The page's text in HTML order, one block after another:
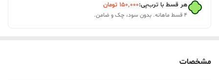
هر قسط با ترب‌پی:۱۵۰٬۰۰۰ تومان
۴ قسط ماهانه. بدون سود، چک و ضامن.
مشخصات